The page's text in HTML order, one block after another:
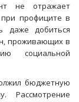
не отражает
профиците в
даже добиться
проживающих в
социальной
бюджетную
Рассмотрение